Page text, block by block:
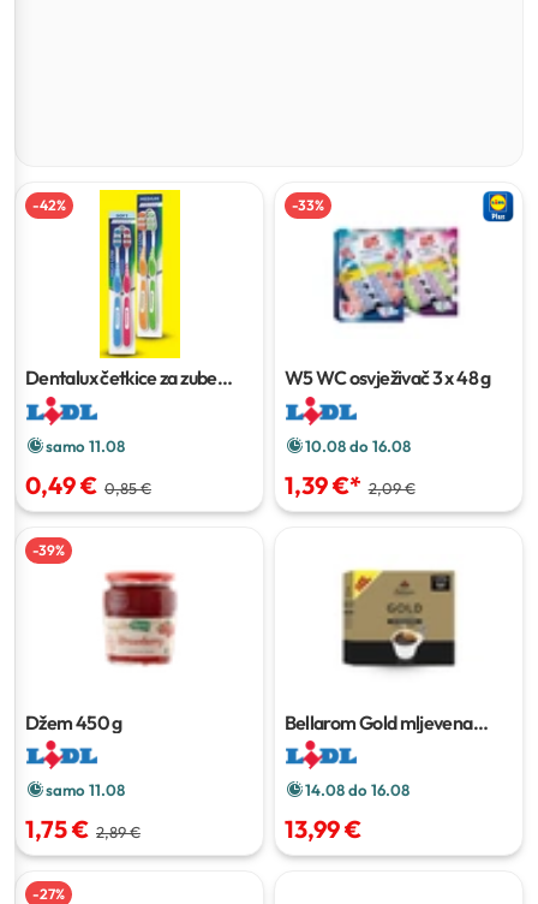
-42%
Dentalux četkice za zube
classic2 kom
samo 11.08
0,49 € 0,85 €
-33%
W5 WC osvježivač3 x 48 g
10.08 do 16.08
1,39 €* 2,09 €
-39%
Džem450 g
samo 11.08
1,75 € 2,89 €
Bellarom Gold mljevena
kava2 x 500 g
14.08 do 16.08
13,99 €
-27%